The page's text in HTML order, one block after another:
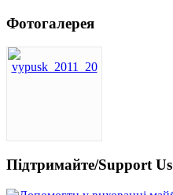
Фотогалерея
Підтримайте/Support Us